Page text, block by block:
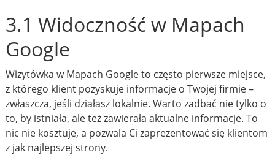
3.1 Widoczność w Mapach
Google
Wizytówka w Mapach Google to często pierwsze miejsce,
z którego klient pozyskuje informacje o Twojej firmie –
zwłaszcza, jeśli działasz lokalnie. Warto zadbać nie tylko o
to, by istniała, ale też zawierała aktualne informacje. To
nic nie kosztuje, a pozwala Ci zaprezentować się klientom
z jak najlepszej strony.